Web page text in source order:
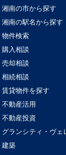
湘南の市から探す
湘南の駅名から探す
物件検索
購入相談
売却相談
相続相談
賃貸物件を探す
不動産活用
不動産投資
グランシティ・ヴェ
建築